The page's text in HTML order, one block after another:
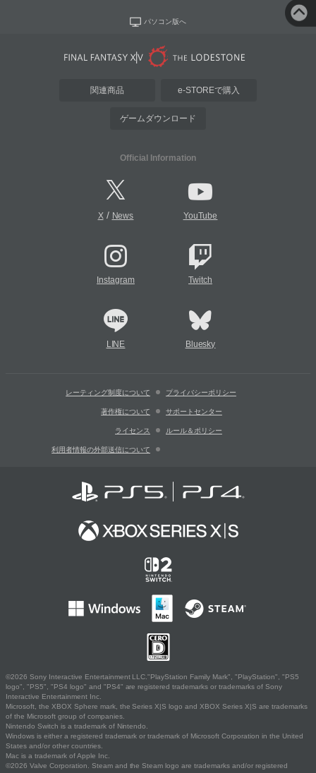
パソコン版へ
関連商品 e-STOREで購入
ゲームダウンロード
Official Information
X/ News YouTube
Instagram Twitch
LINE Bluesky
レーティング制度について プライバシーポリシー
著作権について サポートセンター
ライセンス ルール＆ポリシー
利用者情報の外部送信について
©2026 Sony Interactive Entertainment LLC."PlayStation Family Mark", "PlayStation", "PS5
logo", "PS5", "PS4 logo" and "PS4" are registered trademarks or trademarks of Sony
Interactive Entertainment Inc.
Microsoft, the XBOX Sphere mark, the Series X|S logo and XBOX Series X|S are trademarks
of the Microsoft group of companies.
Nintendo Switch is a trademark of Nintendo.
Windows is either a registered trademark or trademark of Microsoft Corporation in the United
States and/or other countries.
Mac is a trademark of Apple Inc.
©2026 Valve Corporation. Steam and the Steam logo are trademarks and/or registered